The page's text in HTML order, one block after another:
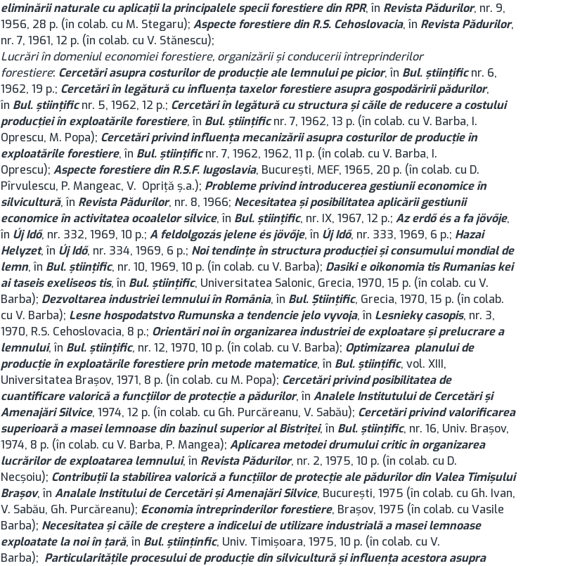
eliminării naturale cu aplicaţii la principalele specii forestiere din RPR, în Revista Pădurilor, nr. 9,
1956, 28 p. (în colab. cu M. Stegaru); Aspecte forestiere din R.S. Cehoslovacia, în Revista Pădurilor,
nr. 7, 1961, 12 p. (în colab. cu V. Stănescu);
Lucrări în domeniul economiei forestiere, organizării şi conducerii întreprinderilor
forestiere: Cercetări asupra costurilor de producţie ale lemnului pe picior, în Bul. ştiinţificnr. 6,
1962, 19 p.; Cercetări în legătură cu influenţa taxelor forestiere asupra gospodăririi pădurilor,
în Bul. ştiinţificnr. 5, 1962, 12 p.; Cercetări în legătură cu structura şi căile de reducere a costului
producţiei în exploatările forestiere, în Bul. ştiinţificnr. 7, 1962, 13 p. (în colab. cu V. Barba, I.
Oprescu, M. Popa); Cercetări privind influenţa mecanizării asupra costurilor de producţie în
exploatările forestiere, în Bul. ştiinţificnr. 7, 1962, 1962, 11 p. (în colab. cu V. Barba, I.
Oprescu); Aspecte forestiere din R.S.F. Iugoslavia, București, MEF, 1965, 20 p. (în colab. cu D.
Pîrvulescu, P. Mangeac, V. Opriţă ş.a.); Probleme privind introducerea gestiunii economice în
silvicultură, în Revista Pădurilor, nr. 8, 1966; Necesitatea şi posibilitatea aplicării gestiunii
economice în activitatea ocoalelor silvice, în Bul. ştiinţific, nr. IX, 1967, 12 p.; Az erdő és a fa jövője,
în Új Idő, nr. 332, 1969, 10 p.; A feldolgozás jelene és jövője, în Új Idő, nr. 333, 1969, 6 p.; Hazai
Helyzet, în Új Idő, nr. 334, 1969, 6 p.; Noi tendinţe în structura producţiei şi consumului mondial de
lemn, în Bul. ştiinţific, nr. 10, 1969, 10 p. (în colab. cu V. Barba); Dasiki e oikonomia tis Rumanias kei
ai taseis exeliseos tis, în Bul. ştiinţific, Universitatea Salonic, Grecia, 1970, 15 p. (în colab. cu V.
Barba); Dezvoltarea industriei lemnului în România, în Bul. Ştiinţific, Grecia, 1970, 15 p. (în colab.
cu V. Barba); Lesne hospodatstvo Rumunska a tendencie jelo vyvoja, în Lesnieky casopis, nr. 3,
1970, R.S. Cehoslovacia, 8 p.; Orientări noi în organizarea industriei de exploatare şi prelucrare a
lemnului, în Bul. ştiinţific, nr. 12, 1970, 10 p. (în colab. cu V. Barba); Optimizarea planului de
producţie în exploatările forestiere prin metode matematice, în Bul. ştiinţific, vol. XIII,
Universitatea Brașov, 1971, 8 p. (în colab. cu M. Popa); Cercetări privind posibilitatea de
cuantificare valorică a funcţiilor de protecţie a pădurilor, în Analele Institutului de Cercetări și
Amenajări Silvice, 1974, 12 p. (în colab. cu Gh. Purcăreanu, V. Sabău); Cercetări privind valorificarea
superioară a masei lemnoase din bazinul superior al Bistriţei, în Bul. ştiinţific, nr. 16, Univ. Brașov,
1974, 8 p. (în colab. cu V. Barba, P. Mangea); Aplicarea metodei drumului critic în organizarea
lucrărilor de exploatarea lemnului, în Revista Pădurilor, nr. 2, 1975, 10 p. (în colab. cu D.
Necşoiu); Contribuţii la stabilirea valorică a funcţiilor de protecţie ale pădurilor din Valea Timişului
Brașov, în Analale Institului de Cercetări și Amenajări Silvice, București, 1975 (în colab. cu Gh. Ivan,
V. Sabău, Gh. Purcăreanu); Economia întreprinderilor forestiere, Brașov, 1975 (în colab. cu Vasile
Barba); Necesitatea şi căile de creştere a indicelui de utilizare industrială a masei lemnoase
exploatate la noi în ţară, în Bul. ştiinţinfic, Univ. Timişoara, 1975, 10 p. (în colab. cu V.
Barba); Particularităţile procesului de producţie din silvicultură şi influenţa acestora asupra